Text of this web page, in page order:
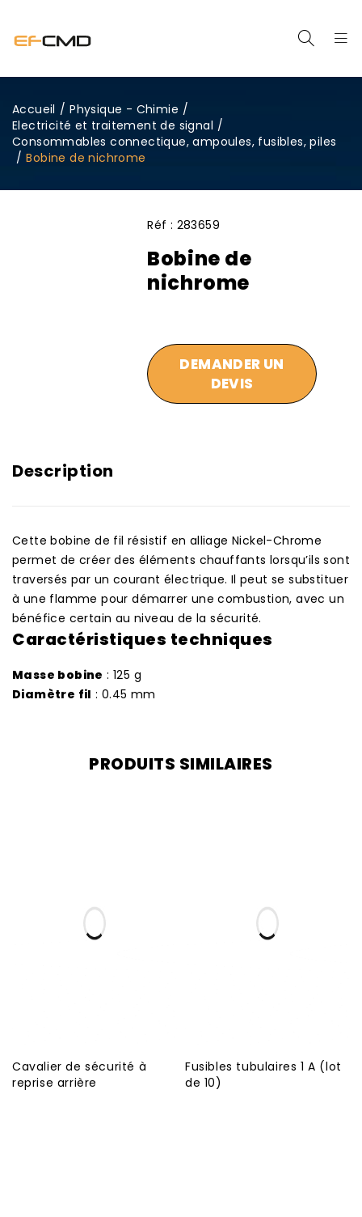
Accueil / Physique - Chimie /
Electricité et traitement de signal /
Consommables connectique, ampoules, fusibles, piles
/ Bobine de nichrome
Réf : 283659
Bobine de
nichrome
DEMANDER UN
DEVIS
Description
Cette bobine de fil résistif en alliage Nickel-Chrome
permet de créer des éléments chauffants lorsqu’ils sont
traversés par un courant électrique. Il peut se substituer
à une flamme pour démarrer une combustion, avec un
bénéfice certain au niveau de la sécurité.
Caractéristiques techniques
Masse bobine : 125 g
Diamètre fil : 0.45 mm
PRODUITS SIMILAIRES
Cavalier de sécurité à
reprise arrière
Fusibles tubulaires 1 A (lot
de 10)